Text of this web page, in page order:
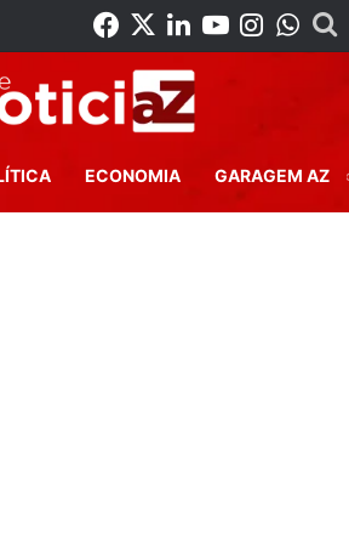
Facebook
X Linkedin
YouTube
ECONOMIA GARAGEM AZ